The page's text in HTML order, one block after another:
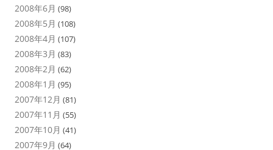
2008年6月 (98)
2008年5月 (108)
2008年4月 (107)
2008年3月 (83)
2008年2月 (62)
2008年1月 (95)
2007年12月 (81)
2007年11月 (55)
2007年10月 (41)
2007年9月 (64)